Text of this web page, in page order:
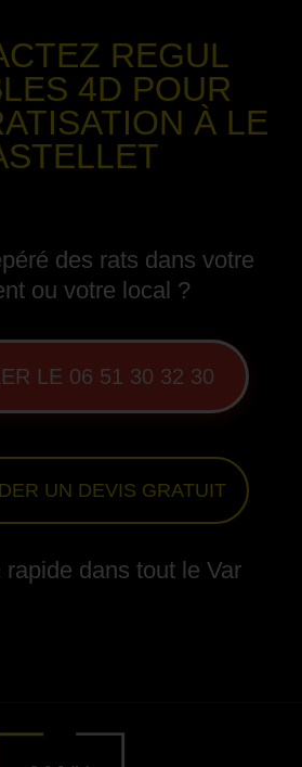
REGUL
4D POUR
À LE
des rats dans votre
ou votre local ?
LE 06 51 30 32 30
UN DEVIS GRATUIT
rapide dans tout le Var